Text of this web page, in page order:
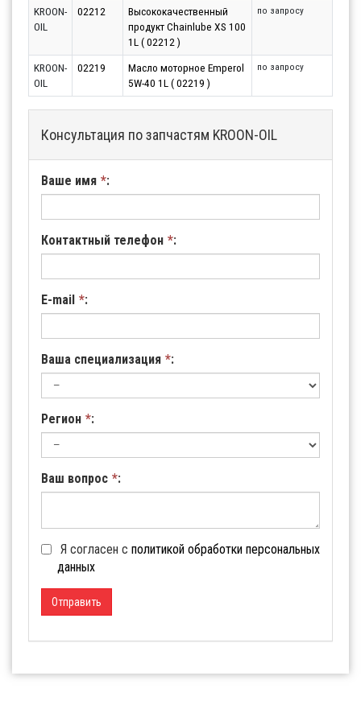
KROON-
OIL
02212
Высококачественный
продукт Chainlube XS 100
1L ( 02212 )
по запросу
KROON-
OIL
02219
Масло моторное Emperol
5W-40 1L ( 02219 )
по запросу
Консультация по запчастям KROON-OIL
Ваше имя *:
Контактный телефон *:
E-mail *:
Ваша специализация *:
Регион *:
Ваш вопрос *:
Я согласен с политикой обработки персональных
данных
Отправить